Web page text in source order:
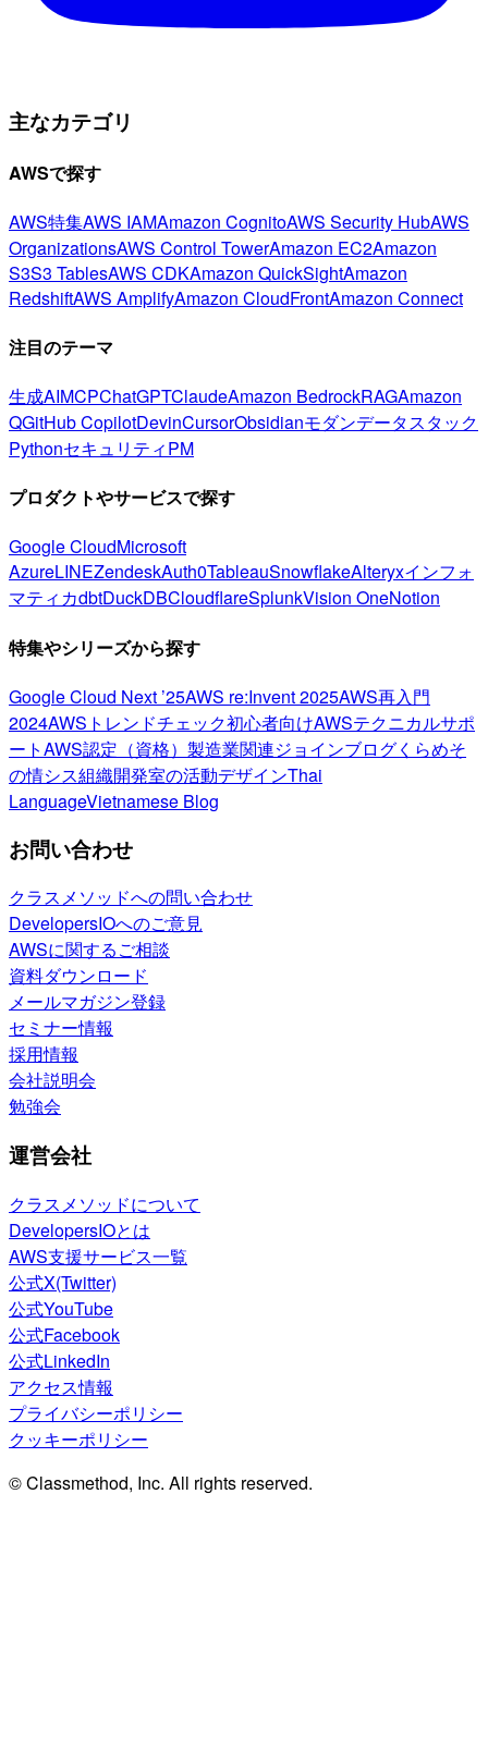
主なカテゴリ
AWSで探す
AWS特集AWS IAMAmazon CognitoAWS Security HubAWS
OrganizationsAWS Control TowerAmazon EC2Amazon
S3S3 TablesAWS CDKAmazon QuickSightAmazon
RedshiftAWS AmplifyAmazon CloudFrontAmazon Connect
注目のテーマ
生成AIMCPChatGPTClaudeAmazon BedrockRAGAmazon
QGitHub CopilotDevinCursorObsidianモダンデータスタック
PythonセキュリティPM
プロダクトやサービスで探す
Google CloudMicrosoft
AzureLINEZendeskAuth0TableauSnowflakeAlteryxインフォ
マティカdbtDuckDBCloudflareSplunkVision OneNotion
特集やシリーズから探す
Google Cloud Next ’25AWS re:Invent 2025AWS再入門
2024AWSトレンドチェック初心者向けAWSテクニカルサポ
ートAWS認定（資格） 製造業関連ジョインブログくらめそ
の情シス組織開発室の活動デザインThai
LanguageVietnamese Blog
お問い合わせ
クラスメソッドへの問い合わせ
DevelopersIOへのご意見
AWSに関するご相談
資料ダウンロード
メールマガジン登録
セミナー情報
採用情報
会社説明会
勉強会
運営会社
クラスメソッドについて
DevelopersIOとは
AWS支援サービス一覧
公式X(Twitter)
公式YouTube
公式Facebook
公式LinkedIn
アクセス情報
プライバシーポリシー
クッキーポリシー
© Classmethod, Inc. All rights reserved.